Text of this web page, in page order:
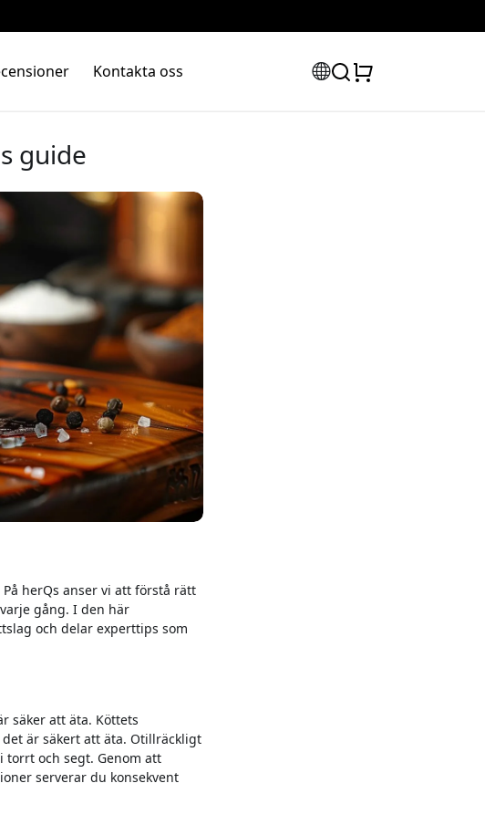
Kontakta oss
guide
herQs anser vi att förstå rätt
gång. I den här
och delar experttips som
säker att äta. Köttets
är säkert att äta. Otillräckligt
och segt. Genom att
serverar du konsekvent